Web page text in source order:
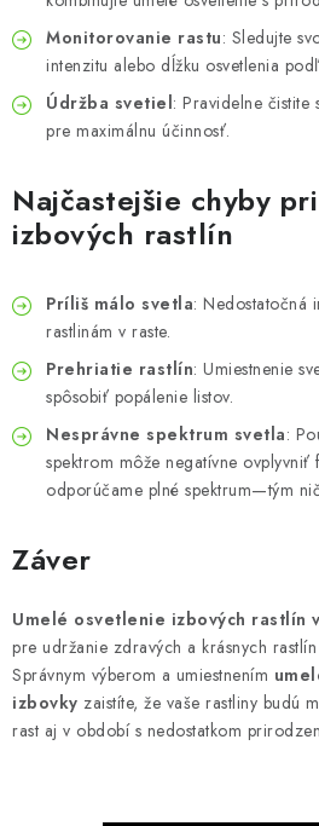
Monitorovanie rastu: Sledujte
intenzitu alebo dĺžku osvetlenia
Údržba svetiel: Pravidelne čistite
pre maximálnu účinnosť.
Najčastejšie chyby
izbových rastlín
Príliš málo svetla: Nedostatočná
rastlinám v raste.
Prehriatie rastlín: Umiestnenie
spôsobiť popálenie listov.
Nesprávne spektrum svetla:
spektrom môže negatívne ovplyvniť
odporúčame plné spektrum—tým
Záver
Umelé osvetlenie izbových rastlín
pre udržanie zdravých a krásnych
Správnym výberom a umiestnením
izbovky zaistíte, že vaše rastliny budú
rast aj v období s nedostatkom